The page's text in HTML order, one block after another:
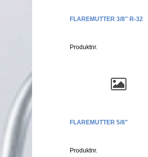
FLAREMUTTER 3/8" R-32
Produktnr.
FLAREMUTTER 5/8"
Produktnr.